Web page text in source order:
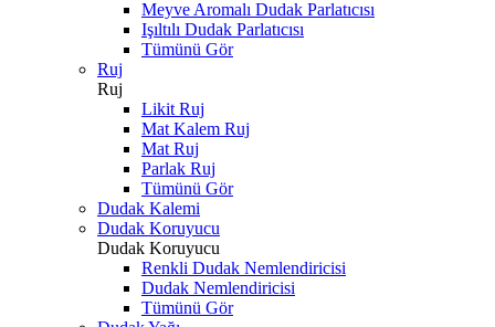
Meyve Aromalı Dudak Parlatıcısı
Işıltılı Dudak Parlatıcısı
Tümünü Gör
Ruj
Ruj
Likit Ruj
Mat Kalem Ruj
Mat Ruj
Parlak Ruj
Tümünü Gör
Dudak Kalemi
Dudak Koruyucu
Dudak Koruyucu
Renkli Dudak Nemlendiricisi
Dudak Nemlendiricisi
Tümünü Gör